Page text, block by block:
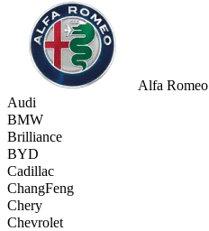
Alfa Romeo
Audi
BMW
Brilliance
BYD
Cadillac
ChangFeng
Chery
Chevrolet